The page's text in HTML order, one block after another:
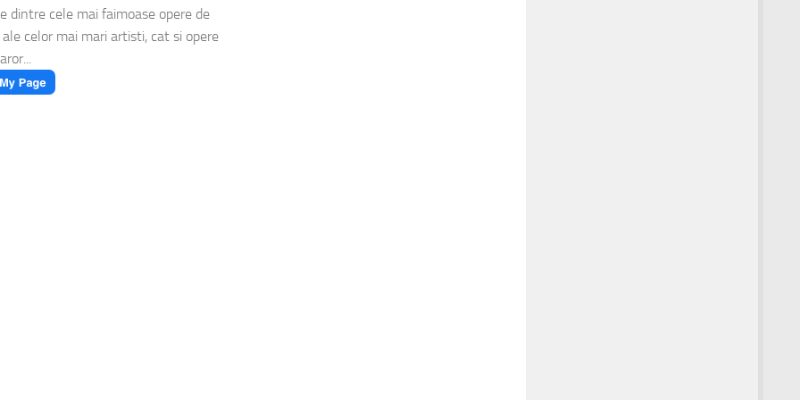
dintre cele mai faimoase opere de
celor mai mari artisti, cat si opere